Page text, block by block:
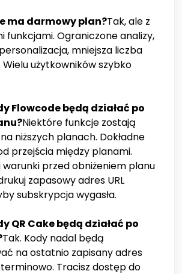
ma darmowy plan?Tak, ale z
funkcjami. Ograniczone analizy,
mniejsza liczba
użytkowników szybko
Flowcode będą działać po
Niektóre funkcje zostają
niższych planach. Dokładne
przejścia między planami.
warunki przed obniżeniem planu
zapasowy adres URL
subskrypcja wygasła.
QR Cake będą działać po
Tak. Kody nadal będą
na ostatnio zapisany adres
Tracisz dostęp do